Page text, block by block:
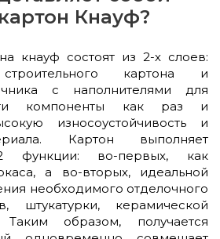
Кнауф?
кнауф состоят из 2-х слоев:
картона и
с наполнителями для
компоненты как раз и
износоустойчивость и
Картон выполняет
функции: во-первых, как
а во-вторых, идеальной
необходимого отделочного
штукатурки, керамической
Таким образом, получается